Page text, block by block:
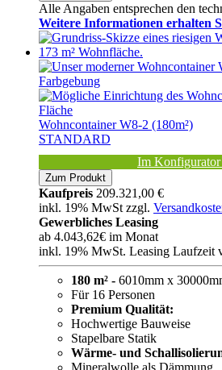
Alle Angaben entsprechen den
Weitere Informationen erhalten
Wohncontainer W8-2 (180m²)
STANDARD
Im
Zum Produkt
Kaufpreis 209.321,00 €
inkl. 19% MwSt zzgl.
Gewerbliches Leasing
ab 4.043,62€ im Monat
inkl. 19% MwSt. Leasing Laufzeit
180 m² - 6010mm x
Für 16 Personen
Premium Qualität:
Hochwertige Bauweise
Stapelbare Statik
Wärme- und
Mineralwolle als Dämmung